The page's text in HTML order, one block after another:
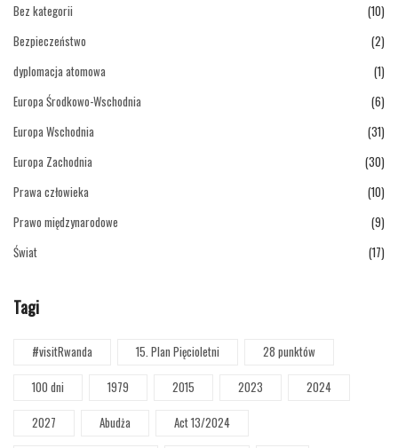
Bez kategorii
(10)
Bezpieczeństwo
(2)
dyplomacja atomowa
(1)
Europa Środkowo-Wschodnia
(6)
Europa Wschodnia
(31)
Europa Zachodnia
(30)
Prawa człowieka
(10)
Prawo międzynarodowe
(9)
Świat
(17)
Tagi
#visitRwanda 15. Plan Pięcioletni
28 punktów
100 dni
1979 2015 2023
2024
2027
Abudża
Act 13/2024